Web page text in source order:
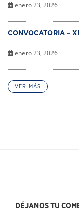
enero 23, 2026
CONVOCATORIA –
enero 23, 2026
VER MÁS
DÉJANOS TU